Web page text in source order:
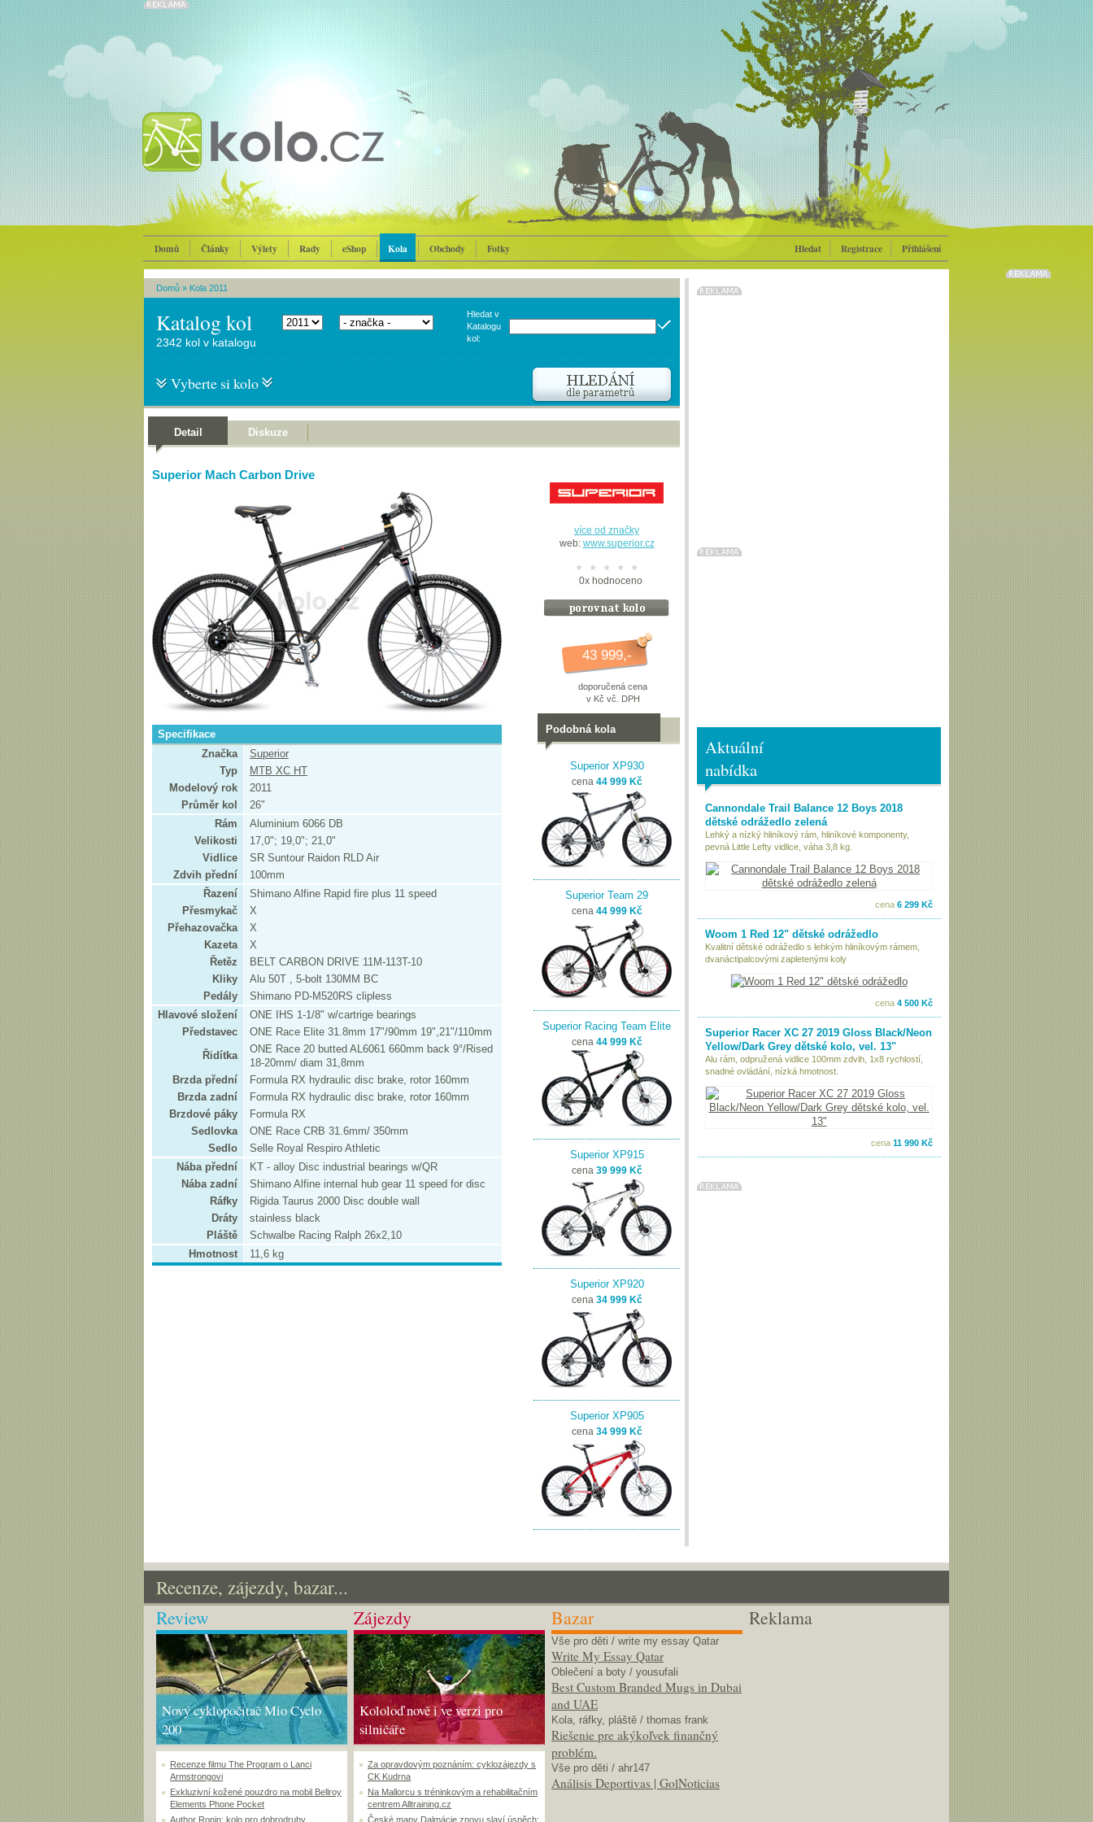
Domů Články Výlety Rady eShop Kola Obchody Fotky Hledat Registrace Přihlášení
Domů » Kola 2011
Katalog kol
Hledat v
Katalogu
kol:
2342 kol v katalogu
Vyberte si kolo
Detail Diskuze
Superior Mach Carbon Drive
Specifikace
Značka
Superior
Typ
MTB XC HT
Modelový rok
2011
Průměr kol
26"
Rám
Aluminium 6066 DB
Velikosti
17,0"; 19,0"; 21,0"
Vidlice
SR Suntour Raidon RLD Air
Zdvih přední
100mm
Řazení
Shimano Alfine Rapid fire plus 11 speed
Přesmykač
X
Přehazovačka
X
Kazeta
X
Řetěz
BELT CARBON DRIVE 11M-113T-10
Kliky
Alu 50T , 5-bolt 130MM BC
Pedály
Shimano PD-M520RS clipless
Hlavové složení
ONE IHS 1-1/8" w/cartrige bearings
Představec
ONE Race Elite 31.8mm 17"/90mm 19",21"/110mm
Řidítka
ONE Race 20 butted AL6061 660mm back 9°/Rised
18-20mm/ diam 31,8mm
Brzda přední
Formula RX hydraulic disc brake, rotor 160mm
Brzda zadní
Formula RX hydraulic disc brake, rotor 160mm
Brzdové páky
Formula RX
Sedlovka
ONE Race CRB 31.6mm/ 350mm
Sedlo
Selle Royal Respiro Athletic
Nába přední
KT - alloy Disc industrial bearings w/QR
Nába zadní
Shimano Alfine internal hub gear 11 speed for disc
Ráfky
Rigida Taurus 2000 Disc double wall
Dráty
stainless black
Pláště
Schwalbe Racing Ralph 26x2,10
Hmotnost
11,6 kg
více od značky
web: www.superior.cz
0xhodnoceno
43 999,-
doporučená cena
v Kč vč. DPH
Podobná kola
Superior XP930
cena 44 999 Kč
Superior Team 29
cena 44 999 Kč
Superior Racing Team Elite
cena 44 999 Kč
Superior XP915
cena 39 999 Kč
Superior XP920
cena 34 999 Kč
Superior XP905
cena 34 999 Kč
Aktuální
nabídka
Cannondale Trail Balance 12 Boys 2018
dětské odrážedlo zelená
Lehký a nízký hliníkový rám, hliníkové komponenty,
pevná Little Lefty vidlice, váha 3,8 kg.
cena 6 299 Kč
Woom 1 Red 12" dětské odrážedlo
Kvalitní dětské odrážedlo s lehkým hliníkovým rámem,
dvanáctipalcovými zapletenými koly
cena 4 500 Kč
Superior Racer XC 27 2019 Gloss Black/Neon
Yellow/Dark Grey dětské kolo, vel. 13"
Alu rám, odpružená vidlice 100mm zdvih, 1x8 rychlostí,
snadné ovládání, nízká hmotnost.
cena 11 990 Kč
Recenze, zájezdy, bazar...
Review
Nový cyklopočítač Mio Cyclo
200
Recenze filmu The Program o Lanci
Armstrongovi
Exkluzivní kožené pouzdro na mobil Bellroy
Elements Phone Pocket
Author Ronin: kolo pro dobrodruhy
Zájezdy
Kololoď nově i ve verzi pro
silničáře
Za opravdovým poznáním: cyklozájezdy s
CK Kudrna
Na Mallorcu s tréninkovým a rehabilitačním
centrem Alltraining.cz
České mapy Dalmácie znovu slaví úspěch:
Bazar
Vše pro děti / write my essay Qatar
Write My Essay Qatar
Oblečení a boty / yousufali
Best Custom Branded Mugs in Dubai
and UAE
Kola, ráfky, pláště / thomas frank
Riešenie pre akýkoľvek finančný
problém.
Vše pro děti / ahr147
Análisis Deportivas | GolNoticias
Reklama